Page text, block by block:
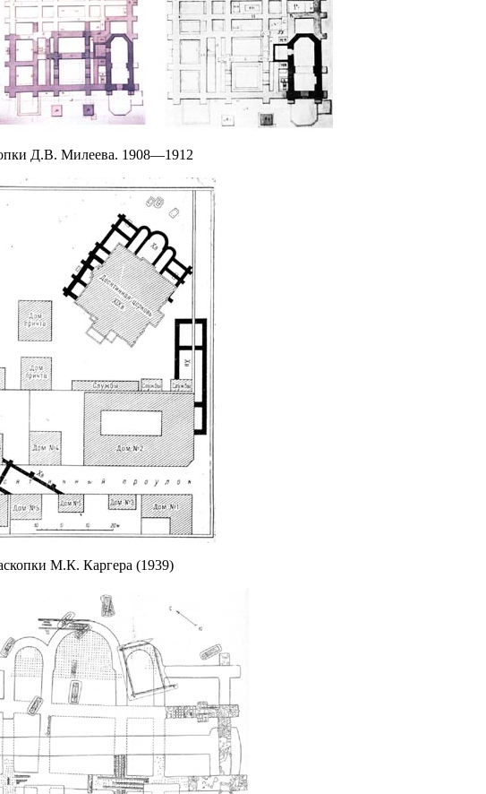
Д.В. Милеева. 1908—1912
М.К. Каргера (1939)